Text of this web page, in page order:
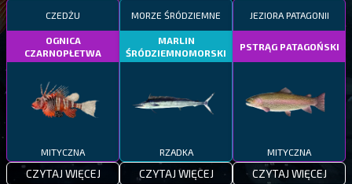
CZEDŻU
OGNICA
CZARNOPŁETWA
MITYCZNA
CZYTAJ WIĘCEJ
MORZE ŚRÓDZIEMNE
MARLIN
ŚRÓDZIEMNOMORSKI
RZADKA
CZYTAJ WIĘCEJ
JEZIORA PATAGONII
PSTRĄG PATAGOŃSKI
MITYCZNA
CZYTAJ WIĘCEJ